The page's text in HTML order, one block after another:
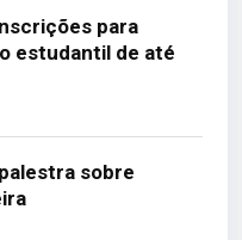
para
estudantil de até
sobre